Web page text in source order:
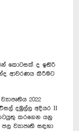
කොටසක් ද ඉතිරි
ආවරණය කිරීමට
2022
දඹුල්ල අදියර II
කටයුතු කරගෙන යනු
ව්‍යාපෘති සඳහා